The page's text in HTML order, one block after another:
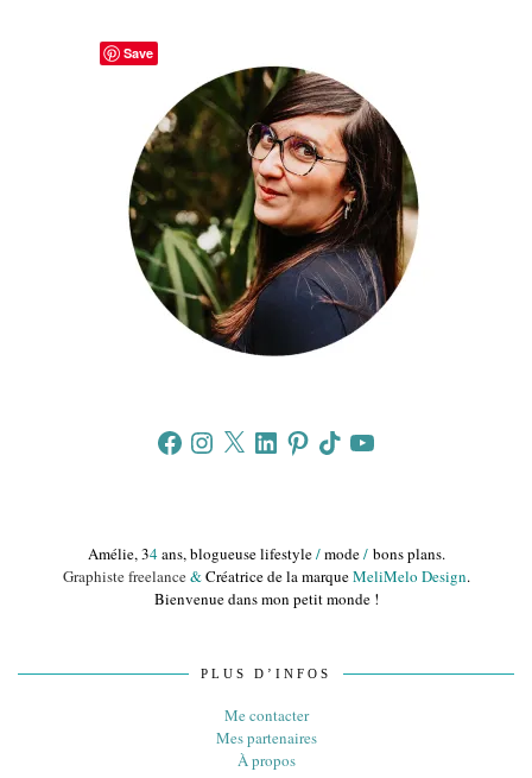
FacebookInstagram
X LinkedInPinterestTikTokYouTube
Amélie, 34ans, blogueuse lifestyle/mode/bons plans.
Graphiste freelance&Créatrice de la marqueMeliMelo Design.
Bienvenue dans mon petit monde !
PLUS D’INFOS
Me contacter
Mes partenaires
À propos
Save